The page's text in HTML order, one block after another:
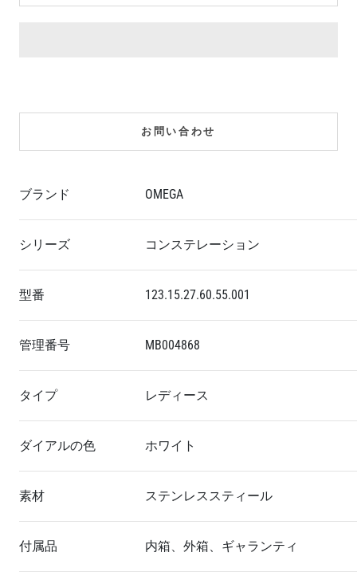
お問い合わせ
ブランド OMEGA
シリーズ コンステレーション
型番 123.15.27.60.55.001
管理番号 MB004868
タイプ レディース
ダイアルの色 ホワイト
素材 ステンレススティール
付属品 内箱、外箱、ギャランティ